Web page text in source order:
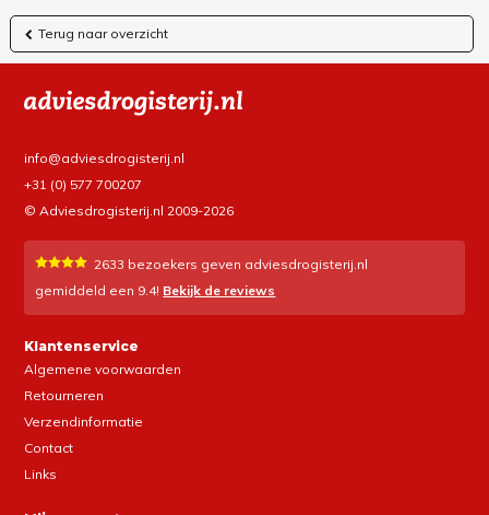
Terug naar overzicht
info@adviesdrogisterij.nl
+31 (0) 577 700207
© Adviesdrogisterij.nl 2009-2026
2633 bezoekers geven adviesdrogisterij.nl
gemiddeld een 9.4! Bekijk de reviews
Klantenservice
Algemene voorwaarden
Retourneren
Verzendinformatie
Contact
Links